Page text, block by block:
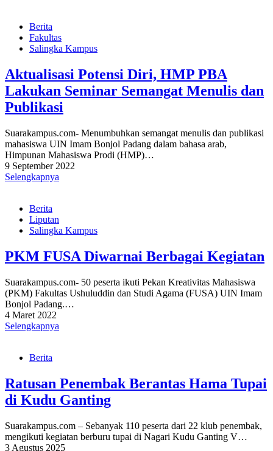
Berita
Fakultas
Salingka Kampus
Aktualisasi Potensi Diri, HMP PBA
Lakukan Seminar Semangat Menulis dan
Publikasi
Suarakampus.com- Menumbuhkan semangat menulis dan publikasi
mahasiswa UIN Imam Bonjol Padang dalam bahasa arab,
Himpunan Mahasiswa Prodi (HMP)…
9 September 2022
Selengkapnya
Berita
Liputan
Salingka Kampus
PKM FUSA Diwarnai Berbagai Kegiatan
Suarakampus.com- 50 peserta ikuti Pekan Kreativitas Mahasiswa
(PKM) Fakultas Ushuluddin dan Studi Agama (FUSA) UIN Imam
Bonjol Padang.…
4 Maret 2022
Selengkapnya
Berita
Ratusan Penembak Berantas Hama Tupai
di Kudu Ganting
Suarakampus.com – Sebanyak 110 peserta dari 22 klub penembak,
mengikuti kegiatan berburu tupai di Nagari Kudu Ganting V…
3 Agustus 2025